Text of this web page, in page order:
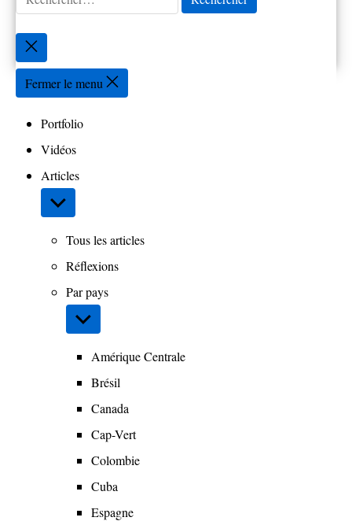
Fermer
la
recherche
Fermer le menu
Portfolio
Vidéos
Articles
Afficher
le
sous-Tous les articles
Réflexions
Par pays
Afficher
le
sous-Amérique Centrale
Brésil
Canada
Cap-Vert
Colombie
Cuba
Espagne